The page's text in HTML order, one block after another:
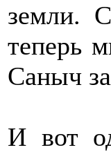
земли.
теперь
Саныч
И вот